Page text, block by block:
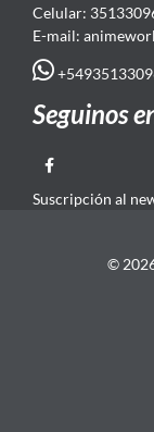
Celular:
E-mail:
Seguinos
Suscripción al
©